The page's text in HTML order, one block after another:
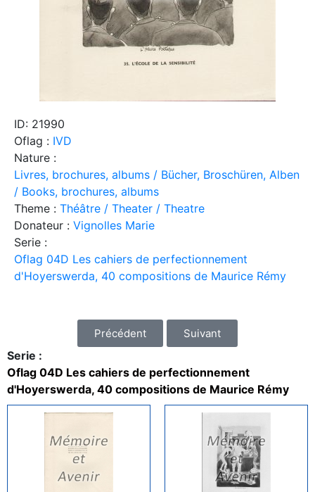
ID: 21990
Oflag : IVD
Nature :
Livres, brochures, albums / Bücher, Broschüren, Alben
/ Books, brochures, albums
Theme : Théâtre / Theater / Theatre
Donateur : Vignolles Marie
Serie :
Oflag 04D Les cahiers de perfectionnement
d'Hoyerswerda, 40 compositions de Maurice Rémy
Précédent Suivant
Serie :
Oflag 04D Les cahiers de perfectionnement
d'Hoyerswerda, 40 compositions de Maurice Rémy